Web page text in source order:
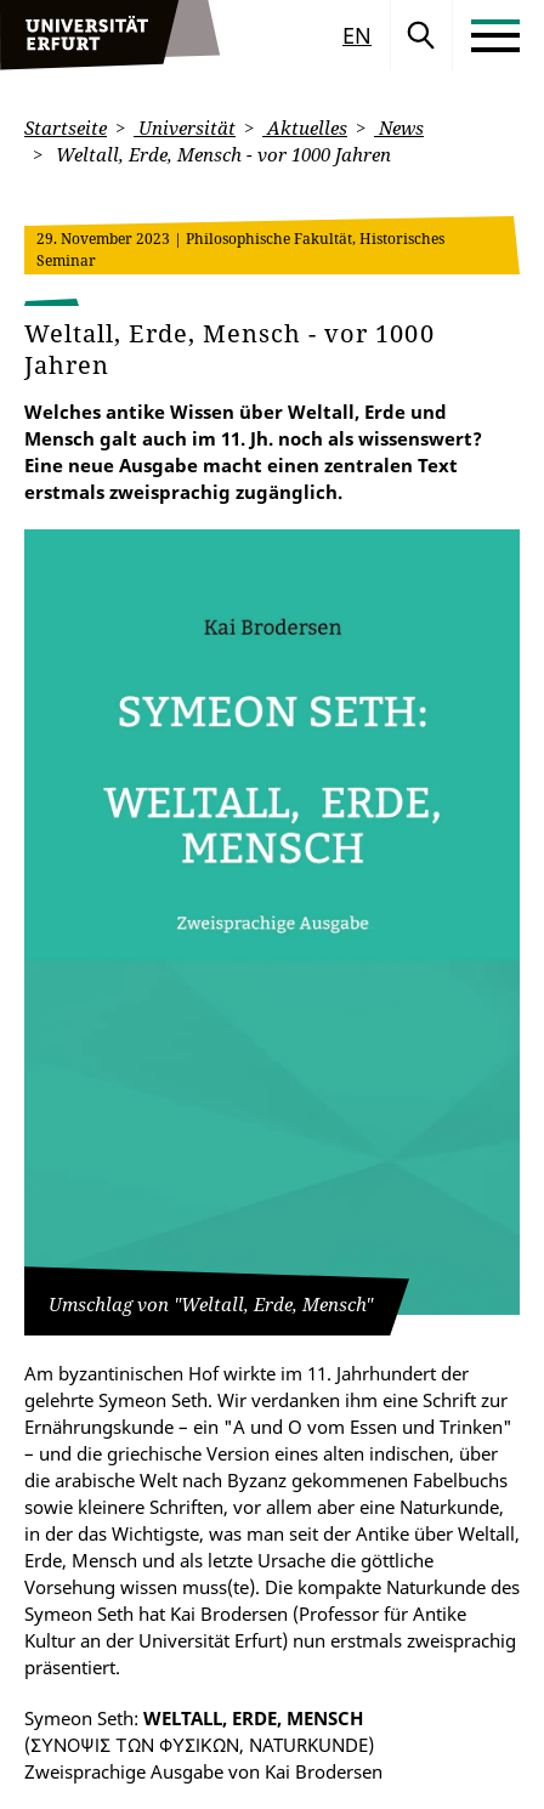
EN
Startseite Universität Aktuelles
News
Weltall, Erde, Mensch - vor 1000 Jahren
29. November 2023 | Philosophische Fakultät, Historisches
Seminar
Weltall, Erde, Mensch - vor 1000
Jahren
Welches antike Wissen über Weltall, Erde und
Mensch galt auch im 11. Jh. noch als wissenswert?
Eine neue Ausgabe macht einen zentralen Text
erstmals zweisprachig zugänglich.
Umschlag von "Weltall, Erde, Mensch"
Am byzantinischen Hof wirkte im 11. Jahrhundert der
gelehrte ­Symeon Seth. Wir verdanken ihm eine Schrift zur
Ernährungskunde – ein "A und O vom ­Essen und Trinken"
– und die griechische Version eines alten indischen, über
die arabische Welt nach Byzanz gekommenen Fabelbuchs
sowie kleinere Schriften, vor allem aber eine Naturkunde,
in der das Wichtigste, was man seit der Antike über Weltall,
Erde, Mensch und als letzte Ursache die göttliche
Vorsehung wissen muss(te). Die kompakte Natur­kunde des
Symeon Seth hat Kai Brodersen (Professor für Antike
Kultur an der Universität Erfurt) nun erstmals zweisprachig
präsentiert.
Symeon Seth: WELTALL, ERDE, MENSCH
(ΣΥΝΟΨΙΣ ΤΩΝ ΦΥΣΙΚΩΝ, NATURKUNDE)
Zweisprachige Ausgabe von Kai Brodersen